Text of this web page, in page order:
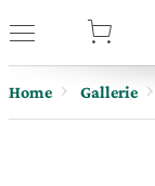
Home Gallerie